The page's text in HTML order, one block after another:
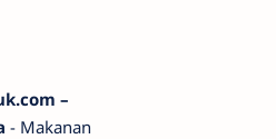
–
- Makanan